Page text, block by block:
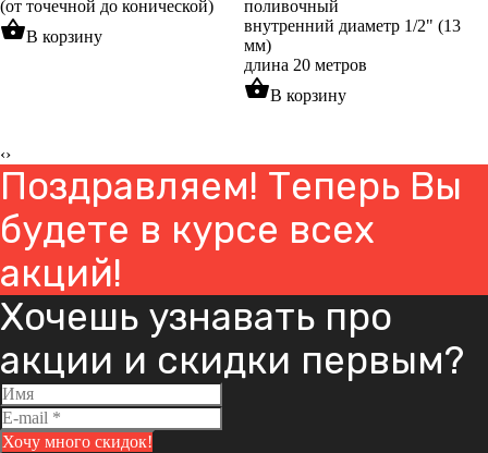
(от точечной до конической)
shopping_basketВ корзину
поливочный
внутренний диаметр 1/2" (13
мм)
длина 20 метров
shopping_basketВ корзину
‹›
Поздравляем! Теперь Вы
будете в курсе всех
акций!
Хочешь узнавать про
акции и скидки первым?